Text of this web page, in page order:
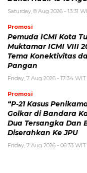
Saturday, 8 Aug 2026 - 13:31
Promosi
Pemuda ICMI Kota
Muktamar ICMI VIII
Tema Konektivitas
Pangan
Friday, 7 Aug 2026 - 17:34 WIT
Promosi
“P-21 Kasus
Golkar di Bandara
Dua Tersangka Dan
Diserahkan Ke JPU
Friday, 7 Aug 2026 - 06:33 WIT